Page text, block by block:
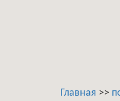
Главная >>